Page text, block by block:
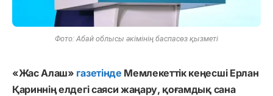
Фото: Абай облысы әкімінің баспасөз қызметі
«Жас Алаш» газетінде Мемлекеттік кеңесші Ерлан
Қариннің елдегі саяси жаңару, қоғамдық сана